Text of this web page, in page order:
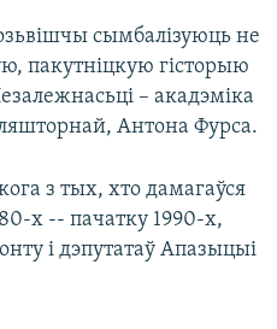
сымбалізуюць не
пакутніцкую гісторыю
– акадэміка
Антона Фурса.
з тых, хто дамагаўся
х -- пачатку 1990-х,
і дэпутатаў Апазыцыі